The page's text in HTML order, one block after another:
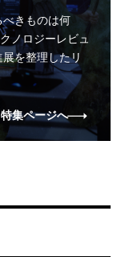
べきものは何
ノロジーレビュ
を整理したリ
特集ページへ